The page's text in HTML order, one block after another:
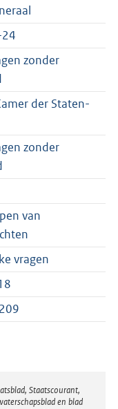
2
zonder
der Staten-
zonder
van
vragen
Staatscourant,
en blad